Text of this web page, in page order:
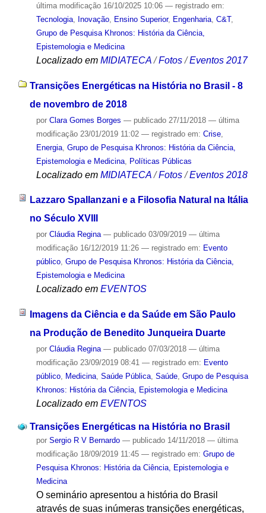
última modificação16/10/2025 10:06 — registrado em:
Tecnologia, Inovação, Ensino Superior, Engenharia, C&T,
Grupo de Pesquisa Khronos: História da Ciência,
Epistemologia e Medicina
Localizado em MIDIATECA /Fotos /Eventos 2017
Transições Energéticas na História no Brasil - 8
de novembro de 2018
por Clara Gomes Borges — publicado27/11/2018 — última
modificação23/01/2019 11:02 — registrado em: Crise,
Energia, Grupo de Pesquisa Khronos: História da Ciência,
Epistemologia e Medicina, Políticas Públicas
Localizado em MIDIATECA /Fotos /Eventos 2018
Lazzaro Spallanzani e a Filosofia Natural na Itália
no Século XVIII
por Cláudia Regina — publicado03/09/2019 — última
modificação16/12/2019 11:26 — registrado em: Evento
público, Grupo de Pesquisa Khronos: História da Ciência,
Epistemologia e Medicina
Localizado em EVENTOS
Imagens da Ciência e da Saúde em São Paulo
na Produção de Benedito Junqueira Duarte
por Cláudia Regina — publicado07/03/2018 — última
modificação23/09/2019 08:41 — registrado em: Evento
público, Medicina, Saúde Pública, Saúde, Grupo de Pesquisa
Khronos: História da Ciência, Epistemologia e Medicina
Localizado em EVENTOS
Transições Energéticas na História no Brasil
por Sergio R V Bernardo — publicado14/11/2018 — última
modificação18/09/2019 11:45 — registrado em: Grupo de
Pesquisa Khronos: História da Ciência, Epistemologia e
Medicina
O seminário apresentou a história do Brasil
através de suas inúmeras transições energéticas,